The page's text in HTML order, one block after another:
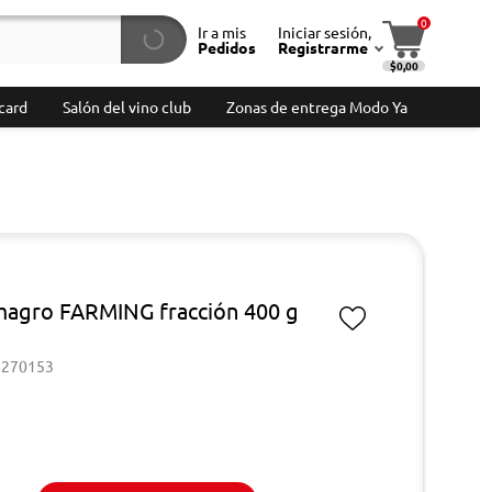
Ir a mis
Pedidos
Iniciar sesión,
Registrarme
0
$0,00
Salón del vino club Zonas de entrega Modo Ya
FARMING fracción 400 g